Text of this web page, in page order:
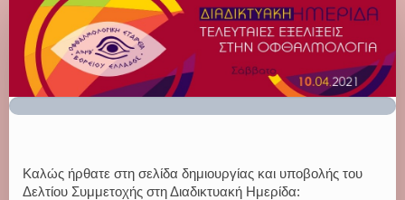
REGISTRATION
FORM
Καλώς ήρθατε στη σελίδα δημιουργίας και υποβολής του
Δελτίου Συμμετοχής στη Διαδικτυακή Ημερίδα: